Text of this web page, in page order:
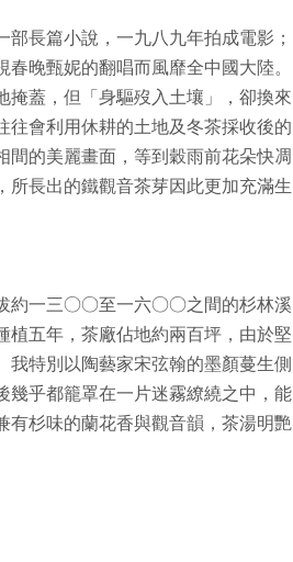
長篇小說，一九八九年拍成電影；
晚甄妮的翻唱而風靡全中國大陸。
蓋，但「身驅歿入土壤」，卻換來
往會利用休耕的土地及冬茶採收後的
的美麗畫面，等到穀雨前花朵快凋
長出的鐵觀音茶芽因此更加充滿生
拔約一三○○至一六○○之間的杉林溪
五年，茶廠佔地約兩百坪，由於堅
特別以陶藝家宋弦翰的墨顏蔓生側
幾乎都籠罩在一片迷霧繚繞之中，能
杉味的蘭花香與觀音韻，茶湯明艷